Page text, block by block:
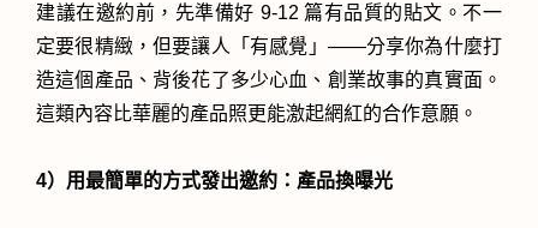
建議在邀約前，先準備好 9-12 篇有品質的貼文。不一
定要很精緻，但要讓人「有感覺」——分享你為什麼打
造這個產品、背後花了多少心血、創業故事的真實面。
這類內容比華麗的產品照更能激起網紅的合作意願。
4）用最簡單的方式發出邀約：產品換曝光